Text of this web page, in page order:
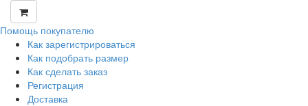
Помощь покупателю
Как зарегистрироваться
Как подобрать размер
Как сделать заказ
Регистрация
Доставка